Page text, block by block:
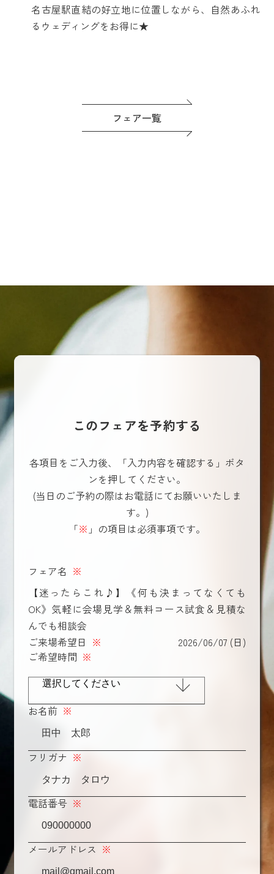
名古屋駅直結の好立地に位置しながら、自然あふれ
るウェディングをお得に★
フェア一覧
このフェアを予約する
各項目をご入力後、「入力内容を確認する」ボタ
ンを押してください。
(当日のご予約の際はお電話にてお願いいたしま
す。)
「※ 」の項目は必須事項です。
フェア名 ※
【迷ったらこれ♪】《何も決まってなくても
OK》気軽に会場見学＆無料コース試食＆見積な
んでも相談会
ご来場希望日 ※
2026/06/07 (日)
ご希望時間 ※
お名前 ※
フリガナ ※
電話番号 ※
メールアドレス ※